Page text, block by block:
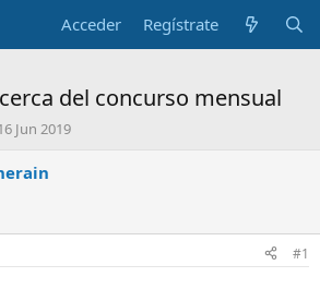
Acceder Regístrate
del concurso mensual
Jun 2019
#1